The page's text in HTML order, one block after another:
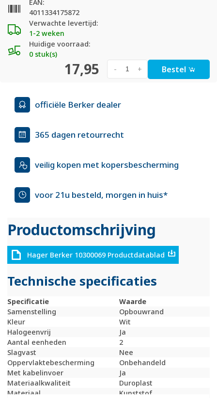
Verwachte levertijd:
1-2 weken
Huidige voorraad:
0 stuk(s)
EAN:
4011334175872
17,95 +
- Bestel
officiële Berker dealer
365 dagen retourrecht
veilig kopen met kopersbescherming
voor 21u besteld, morgen in huis*
Productomschrijving
Hager Berker 10300069 Productdatablad
Technische specificaties
Specificatie
Waarde
Samenstelling
Opbouwrand
Kleur
Wit
Halogeenvrij
Ja
Aantal eenheden
2
Slagvast
Nee
Oppervlaktebescherming
Onbehandeld
Met kabelinvoer
Ja
Materiaalkwaliteit
Duroplast
Materiaal
Kunststof